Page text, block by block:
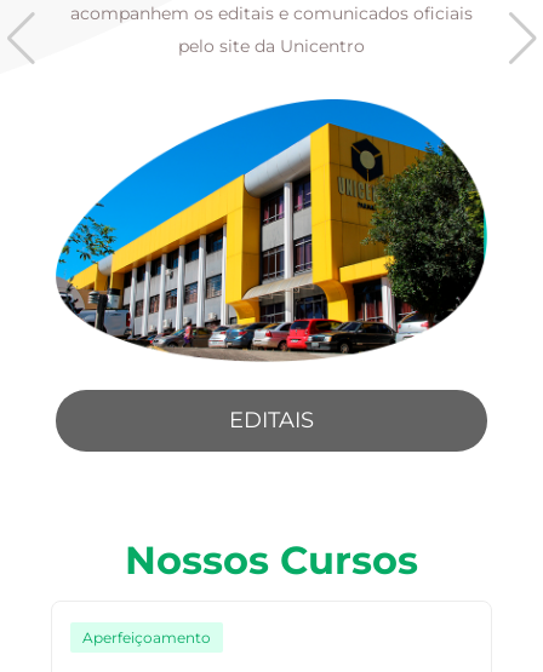
acompanhem os editais e comunicados oficiais
pelo site da Unicentro
EDITAIS
Nossos Cursos
Aperfeiçoamento